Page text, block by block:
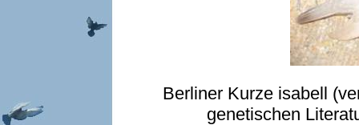
Berliner Kurze isabell
genetischen